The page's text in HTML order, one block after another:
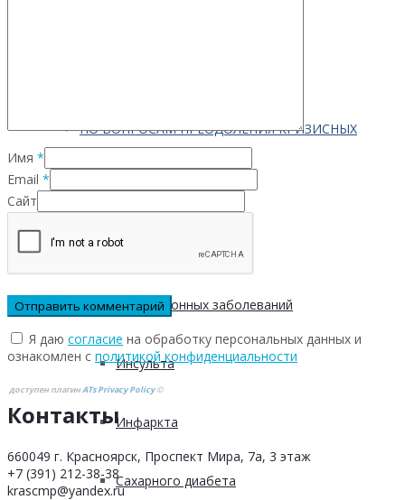
ПО ВОПРОСАМ ПРЕОДОЛЕНИЯ КРИЗИСНЫХ
СИТУАЦИЙ
Профилактика
Инфекционных заболеваний
Инсульта
Инфаркта
Сахарного диабета
Имя *
Email *
Сайт
Я даю согласие на обработку персональных данных и
ознакомлен с политикой конфиденциальности
доступен плагинATs Privacy Policy©
Контакты
660049 г. Красноярск, Проспект Мира, 7а, 3 этаж
+7 (391) 212-38-38
krascmp@yandex.ru